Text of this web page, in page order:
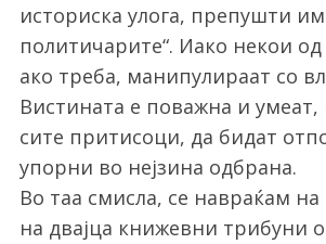
историска улога, препушти им
политичарите“. Иако некои
ако треба, манипулираат со
Вистината е поважна и умеат,
сите притисоци, да бидат
упорни во нејзина одбрана.
Во таа смисла, се навраќам
на двајца книжевни трибуни